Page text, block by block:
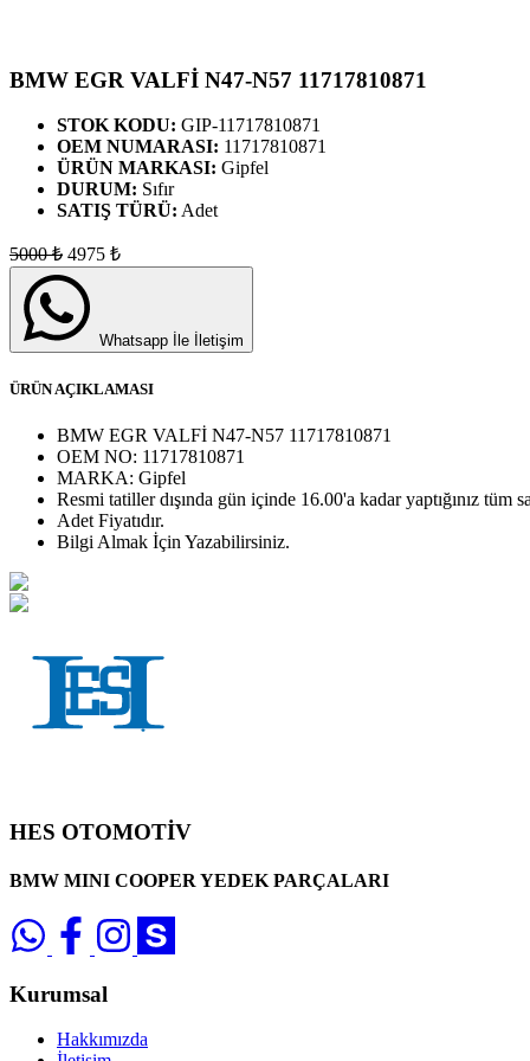
BMW EGR VALFİ N47-N57 11717810871
STOK KODU: GIP-11717810871
OEM NUMARASI: 11717810871
ÜRÜN MARKASI: Gipfel
DURUM: Sıfır
SATIŞ TÜRÜ: Adet
5000₺ 4975 ₺
Whatsapp İle İletişim
ÜRÜN AÇIKLAMASI
BMW EGR VALFİ N47-N57 11717810871
OEM NO: 11717810871
MARKA: Gipfel
Resmi tatiller dışında gün içinde 16.00'a kadar yaptığınız
Adet Fiyatıdır.
Bilgi Almak İçin Yazabilirsiniz.
HES OTOMOTİV
BMW MINI COOPER YEDEK PARÇALARI
Kurumsal
Hakkımızda